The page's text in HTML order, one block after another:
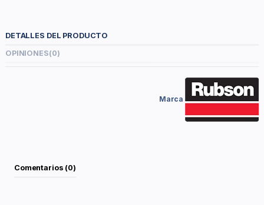
DETALLES DEL PRODUCTO
OPINIONES(0)
Marca
Comentarios (0)